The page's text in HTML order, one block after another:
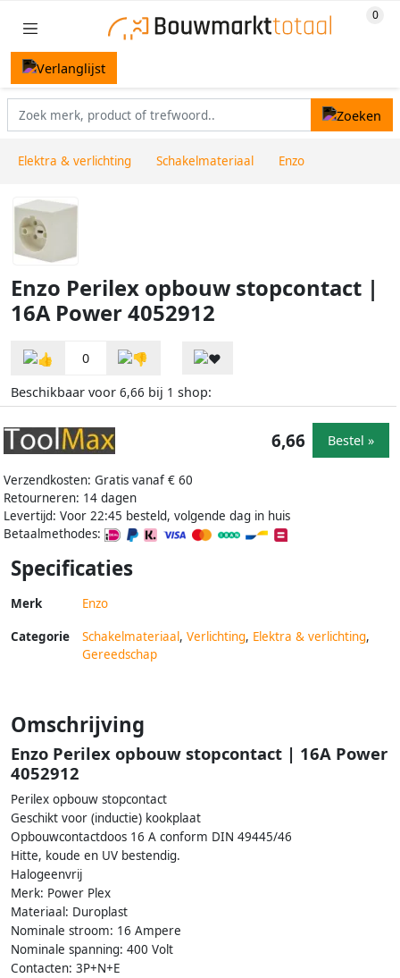
Elektra & verlichting Schakelmateriaal Enzo
Enzo Perilex opbouw stopcontact |
16A Power 4052912
0
Beschikbaar voor 6,66 bij 1 shop:
Verzendkosten: Gratis vanaf € 60
Retourneren: 14 dagen
Levertijd: Voor 22:45 besteld, volgende dag in huis
Betaalmethodes:
6,66 Bestel »
Specificaties
Merk Enzo
Categorie Schakelmateriaal, Verlichting, Elektra & verlichting,
Gereedschap
Omschrijving
Enzo Perilex opbouw stopcontact | 16A Power
4052912
Perilex opbouw stopcontact
Geschikt voor (inductie) kookplaat
Opbouwcontactdoos 16 A conform DIN 49445/46
Hitte, koude en UV bestendig.
Halogeenvrij
Merk: Power Plex
Materiaal: Duroplast
Nominale stroom: 16 Ampere
Nominale spanning: 400 Volt
Contacten: 3P+N+E